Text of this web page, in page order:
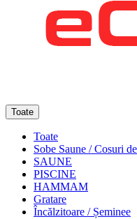
Toate
Toate
Sobe Saune / Cosuri
SAUNE
PISCINE
HAMMAM
Gratare
Încălzitoare / Șeminee